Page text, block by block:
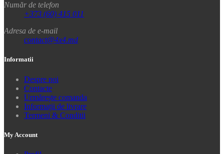
Număr de telefon
+373 (60) 415 011
Adresa de e-mail
contact@4x4.md
Informatii
Despre noi
Contacte
Urmărește comanda
Informații de livrare
Termeni & Conditii
My Account